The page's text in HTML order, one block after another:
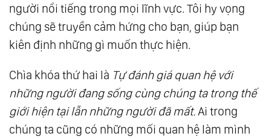
người nổi tiếng trong mọi lĩnh vực. Tôi hy vọng
chúng sẽ truyền cảm hứng cho bạn, giúp bạn
kiên định những gì muốn thực hiện.
Chìa khóa thứ hai là Tự đánh giá quan hệ với
những người đang sống cùng chúng ta trong thế
giới hiện tại lẫn những người đã mất.Ai trong
chúng ta cũng có những mối quan hệ làm mình